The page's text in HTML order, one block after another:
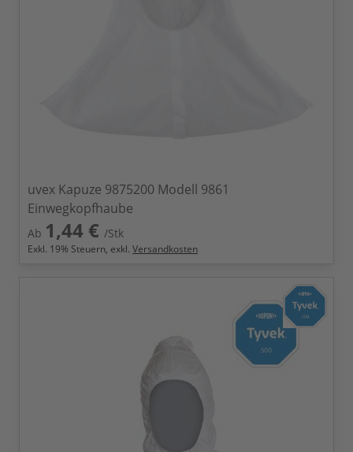
uvex Kapuze 9875200 Modell 9861
Einwegkopfhaube
Ab 1,44 € /Stk
Exkl. 19% Steuern, exkl. Versandkosten